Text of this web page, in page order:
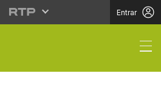
Entrar